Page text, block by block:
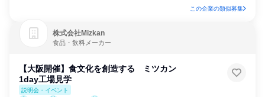
この企業の類似募集
株式会社Mizkan
食品・飲料メーカー
【大阪開催】食文化を創造する ミツカン
1day工場見学
説明会・イベント